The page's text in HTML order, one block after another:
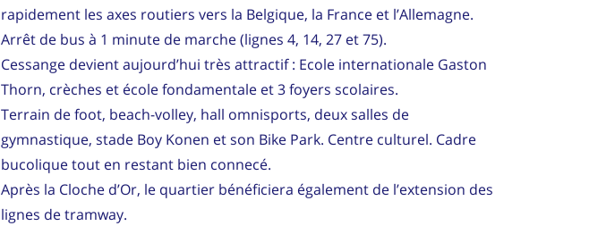
rapidement les axes routiers vers la Belgique, la France et l’Allemagne.
Arrêt de bus à 1 minute de marche (lignes 4, 14, 27 et 75).
Cessange devient aujourd’hui très attractif : Ecole internationale Gaston
Thorn, crèches et école fondamentale et 3 foyers scolaires.
Terrain de foot, beach-volley, hall omnisports, deux salles de
gymnastique, stade Boy Konen et son Bike Park. Centre culturel. Cadre
bucolique tout en restant bien connecé.
Après la Cloche d’Or, le quartier bénéficiera également de l’extension des
lignes de tramway.